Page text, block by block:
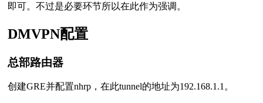
即可。不过是必要环节所以在此作为强调。
DMVPN配置
总部路由器
创建GRE并配置nhrp，在此tunnel的地址为192.168.1.1。